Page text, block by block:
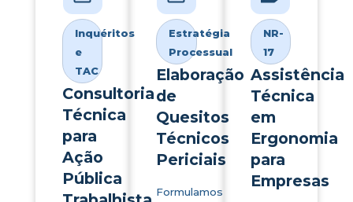
Inquéritos
e
TAC
Consultoria
Técnica
para
Ação
Pública
Estratégia
Processual
Elaboração
de
Quesitos
Técnicos
Periciais
Formulamos
NR-
17
Assistência
Técnica
em
Ergonomia
para
Empresas